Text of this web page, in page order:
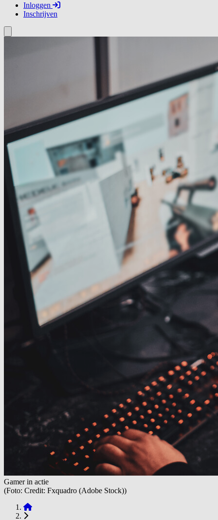
Inloggen
Inschrijven
Gamer in actie
(Foto: Credit: Fxquadro (Adobe Stock))